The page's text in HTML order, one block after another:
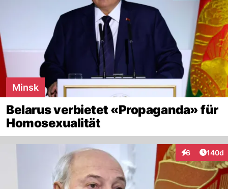
Minsk
Belarus verbietet «Propaganda» für
Homosexualität
6
Interaktionen
140d